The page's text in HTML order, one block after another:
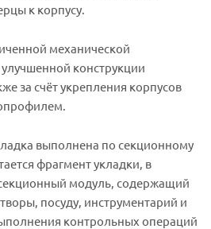
к корпусу.
механической
конструкции
за счёт укрепления корпусов
выполнена по секционному
фрагмент укладки, в
модуль, содержащий
посуду, инструментарий и
контрольных операций